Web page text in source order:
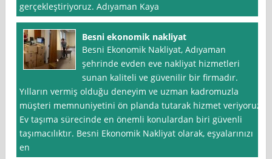
gerçekleştiriyoruz. Adıyaman Kaya
Besni ekonomik nakliyat
Besni Ekonomik Nakliyat, Adıyaman
şehrinde evden eve nakliyat hizmetleri
sunan kaliteli ve güvenilir bir firmadır.
Yılların vermiş olduğu deneyim ve uzman kadromuzla
müşteri memnuniyetini ön planda tutarak hizmet veriyoruz.
Ev taşıma sürecinde en önemli konulardan biri güvenli
taşımacılıktır. Besni Ekonomik Nakliyat olarak, eşyalarınızı
en